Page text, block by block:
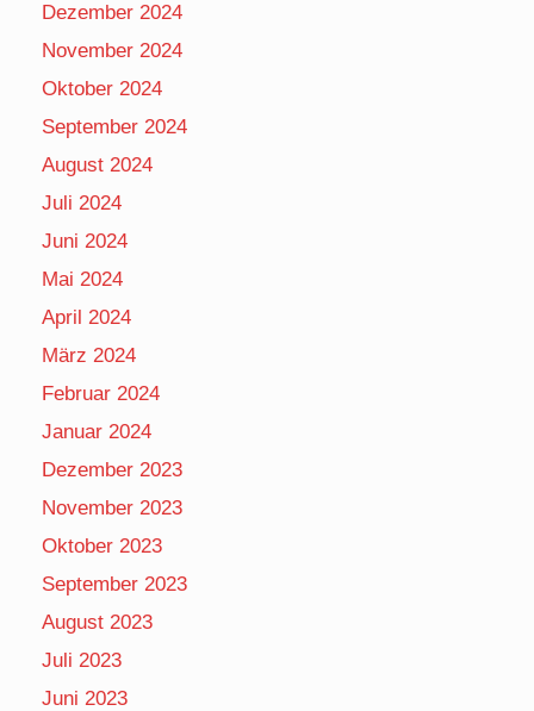
Dezember 2024
November 2024
Oktober 2024
September 2024
August 2024
Juli 2024
Juni 2024
Mai 2024
April 2024
März 2024
Februar 2024
Januar 2024
Dezember 2023
November 2023
Oktober 2023
September 2023
August 2023
Juli 2023
Juni 2023